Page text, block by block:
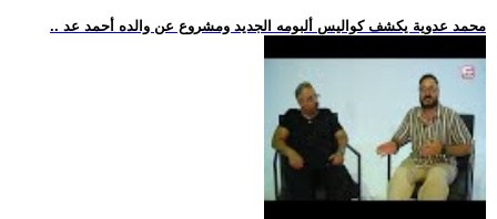
.. محمد عدوية يكشف كواليس ألبومه الجديد ومشروع عن والده أحمد عد